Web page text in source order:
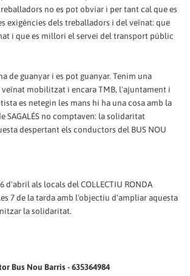
no es pot obviar i per tant cal que es
exigències dels treballadors i del veïnat: que
i que es millori el servei del transport públic
de guanyar i es pot guanyar. Tenim una
mobilitzat i encara TMB, l'ajuntament i
es netegin les mans hi ha una cosa amb la
SAGALÉS no comptaven: la solidaritat
despertant els conductors del BUS NOU
d'abril als locals del COL·LECTIU RONDA
7 de la tarda amb l'objectiu d'ampliar aquesta
la solidaritat.
Bus Nou Barris - 635364984